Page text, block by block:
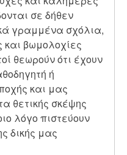
σε δήθεν
γραμμένα σχόλια,
και βωμολοχίες
θεωρούν ότι έχουν
ή
και μας
θετικής σκέψης
λόγο πιστεύουν
δικής μας